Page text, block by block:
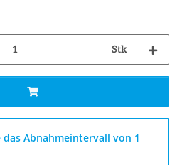
Stk
Abnahmeintervall von 1